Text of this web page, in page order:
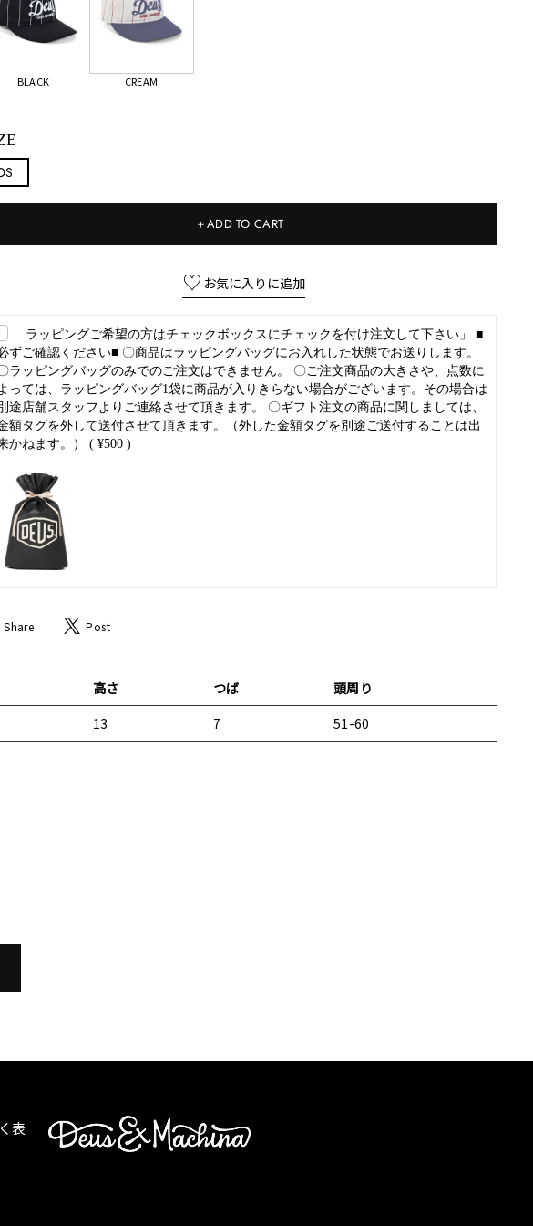
BLACK CREAM
＋ADD TO CART
ラッピングご希望の方はチェックボックスにチェックを付け注文して下さい」 ■
ずご確認ください■ 〇商品はラッピングバッグにお入れした状態でお送りします。
ラッピングバッグのみでのご注文はできません。 〇ご注文商品の大きさや、点数に
っては、ラッピングバッグ1袋に商品が入りきらない場合がございます。その場合は
途店舗スタッフよりご連絡させて頂きます。 〇ギフト注文の商品に関しましては、
額タグを外して送付させて頂きます。（外した金額タグを別途ご送付することは出
かねます。） ( ¥500 )
Share
Share
on
Post
高さ つば
頭周り
13 7 51-60
表